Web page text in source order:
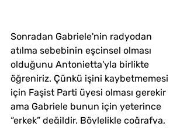
Sonradan Gabriele'nin radyodan
atılma sebebinin eşcinsel olması
olduğunu Antonietta'yla birlikte
öğreniriz. Çünkü işini kaybetmemesi
için Faşist Parti üyesi olması gerekir
ama Gabriele bunun için yeterince
“erkek” değildir. Böylelikle coğrafya,